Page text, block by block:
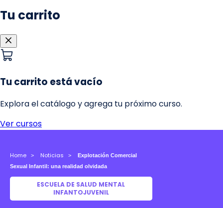
Home Noticias
Explotación Comercial
Sexual Infantil: una realidad olvidada
ESCUELA DE SALUD MENTAL
INFANTOJUVENIL